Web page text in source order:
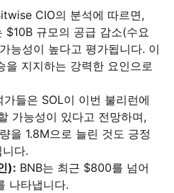
CIO의 분석에 따르면,
$10B 규모의 공급 감소(수요
능성이 높다고 평가됩니다. 이
을 지지하는 강력한 요인으로
가들은 SOL이 이번 불리런에
가능성이 있다고 전망하며,
을 1.8M으로 늘린 것도 긍정
다.
): BNB는 최근 $800를 넘어
나타냅니다.